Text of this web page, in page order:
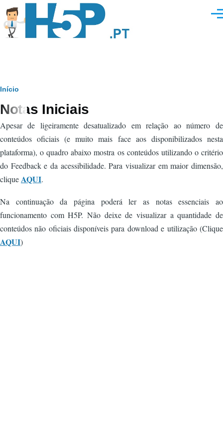
Passar para o conteúdo principal
Navegação
estrutural
Início
Notas Iniciais
Apesar de ligeiramente desatualizado em relação ao número de
conteúdos oficiais (e muito mais face aos disponibilizados nesta
plataforma), o quadro abaixo mostra os conteúdos utilizando o critério
do Feedback e da acessibilidade. Para visualizar em maior dimensão,
cliqueAQUI.
Na continuação da página poderá ler as notas essenciais ao
funcionamento com H5P. Não deixe de visualizar a quantidade de
conteúdos não oficiais disponíveis para download e utilização (Clique
AQUI)